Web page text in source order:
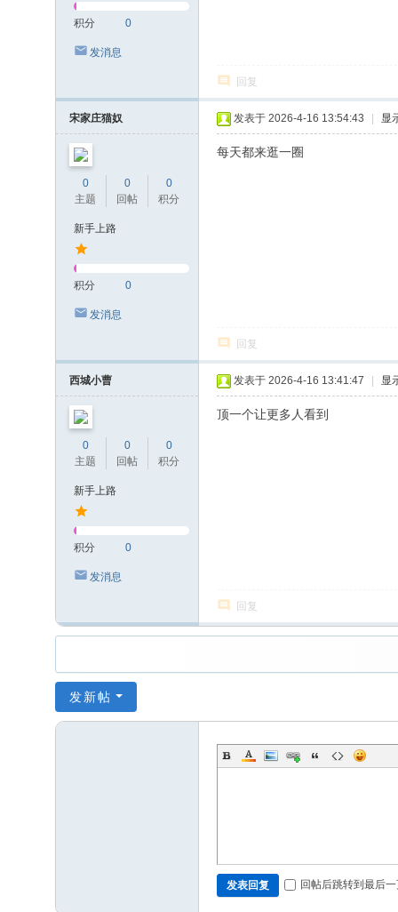
积分 0
发消息
回复
宋家庄猫奴
0
主题
0
回帖
0
积分
新手上路
积分 0
发消息
发表于 2026-4-16 13:54:43 显
每天都来逛一圈
回复
西城小曹
0
主题
0
回帖
0
积分
新手上路
积分 0
发消息
发表于 2026-4-16 13:41:47 显
顶一个让更多人看到
回复
发新帖
发表回复 回帖后跳转到最后